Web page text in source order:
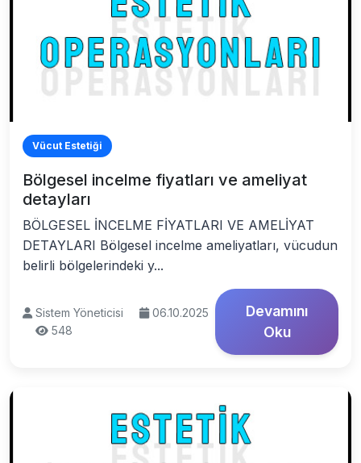
Vücut Estetiği
Bölgesel incelme fiyatları ve ameliyat
detayları
BÖLGESEL İNCELME FİYATLARI VE AMELİYAT
DETAYLARI Bölgesel incelme ameliyatları, vücudun
belirli bölgelerindeki y...
Sistem Yöneticisi
06.10.2025
548
Devamını
Oku